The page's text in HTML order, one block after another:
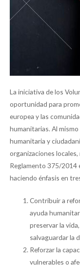
La iniciativa de los
oportunidad para
europea y las
humanitarias. Al
humanitaria y
organizaciones
Reglamento 375/2014
haciendo énfasis en
Contribuir a
ayuda
preservar la
salvaguardar la
Reforzar la
vulnerables o